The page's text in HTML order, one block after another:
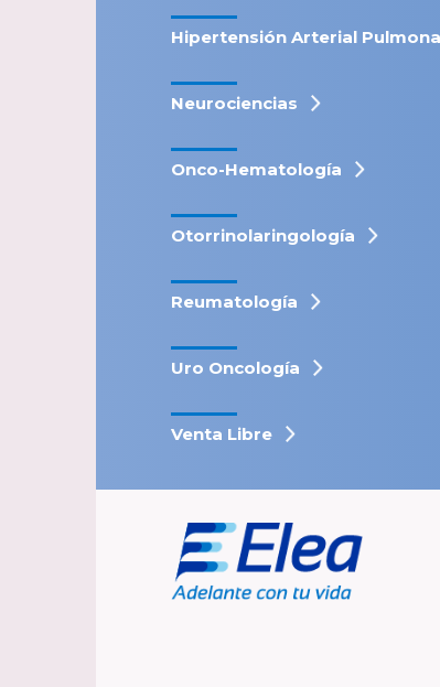
Hipertensión Arterial
Neurociencias
Onco-Hematología
Otorrinolaringología
Reumatología
Uro Oncología
Venta Libre